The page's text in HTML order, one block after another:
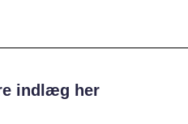
indlæg her